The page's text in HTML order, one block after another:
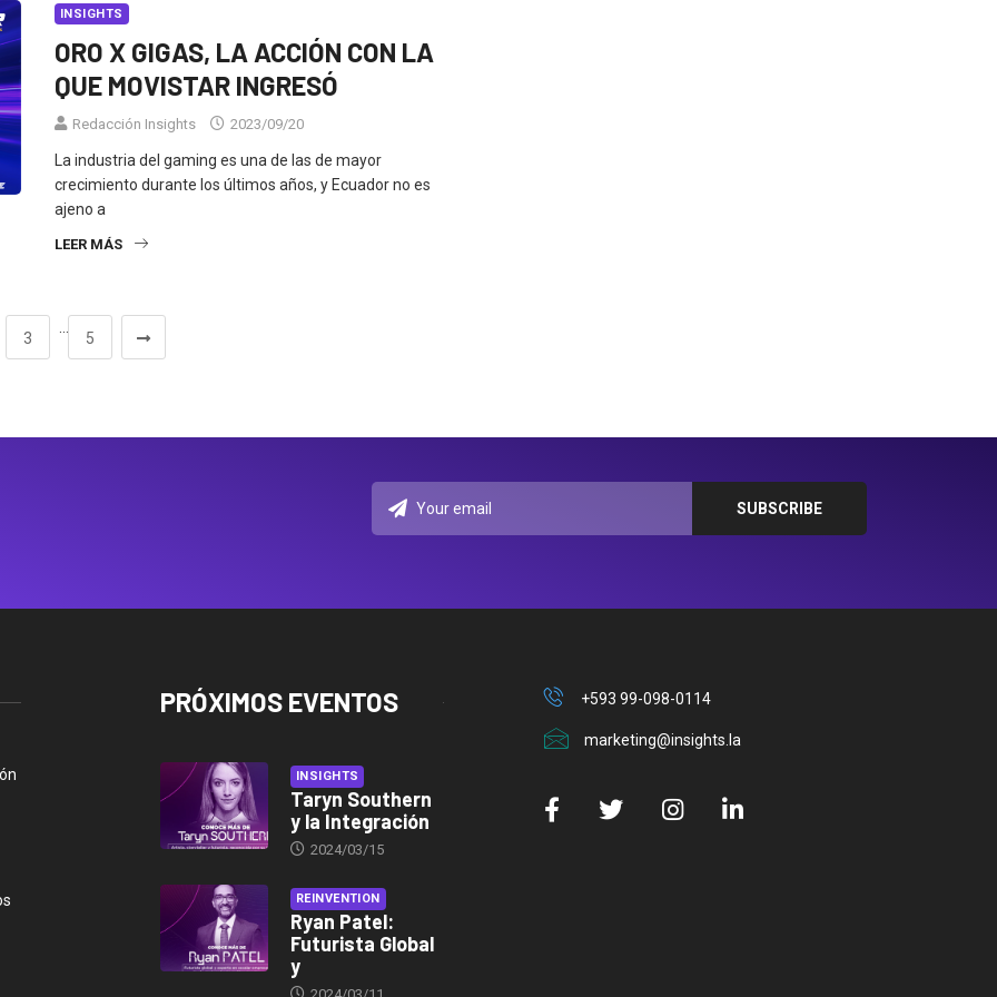
INSIGHTS
ORO X GIGAS, LA ACCIÓN CON LA
QUE MOVISTAR INGRESÓ
Redacción Insights 2023/09/20
La industria del gaming es una de las de mayor
crecimiento durante los últimos años, y Ecuador no es
ajeno a
LEER MÁS
3 5
PRÓXIMOS EVENTOS
INSIGHTS
Taryn Southern
y la Integración
2024/03/15
REINVENTION
Ryan Patel:
Futurista Global
y
+593 99-098-0114
marketing@insights.la